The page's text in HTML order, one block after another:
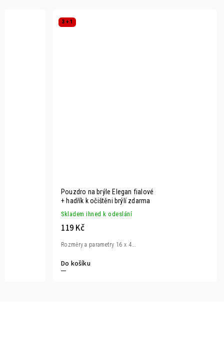
3 + 1
Pouzdro na brýle Elegan fialové
+ hadřík k očištěni brýlí zdarma
Skladem ihned k odeslání
119 Kč
Do košíku
Rozměry a parametry 16 x 4...